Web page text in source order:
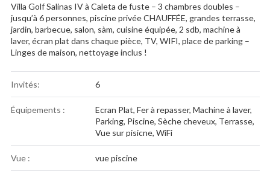
Villa Golf Salinas IV à Caleta de fuste – 3 chambres doubles –
jusqu’à 6 personnes, piscine privée CHAUFFÉE, grandes terrasse,
jardin, barbecue, salon, sàm, cuisine équipée, 2 sdb, machine à
laver, écran plat dans chaque pièce, TV, WIFI, place de parking –
Linges de maison, nettoyage inclus !
Invités: 6
Équipements : Ecran Plat, Fer à repasser, Machine à laver,
Parking, Piscine, Sèche cheveux, Terrasse,
Vue sur pisicne, WiFi
Vue : vue piscine